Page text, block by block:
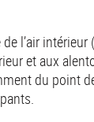
l’air intérieur
et aux
du point